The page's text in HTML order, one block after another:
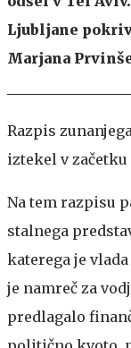
Ljubljane
Marjana
Razpis
iztekel v začetku
Na tem razpisu
stalnega
katerega je
je namreč za
predlagalo